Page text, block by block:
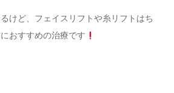
けど、フェイスリフトや糸リフトはち
おすすめの治療です